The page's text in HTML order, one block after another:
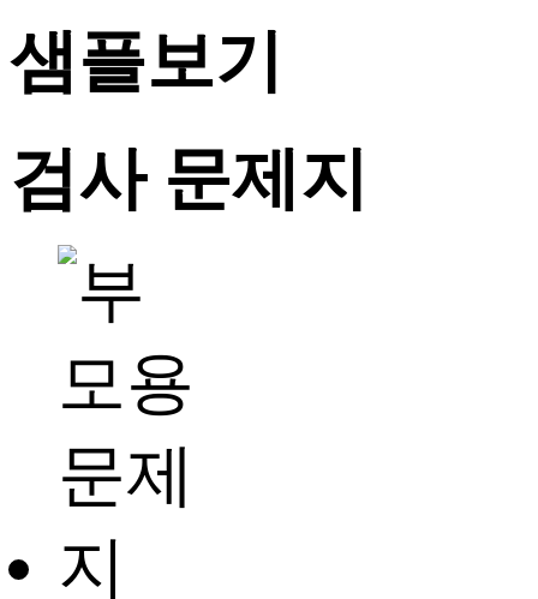
샘플보기
검사 문제지